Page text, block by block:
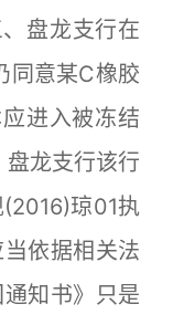
盘龙支行在
同意某C橡胶
进入被冻结
龙支行该行
琼01执
依据相关法
知书》只是